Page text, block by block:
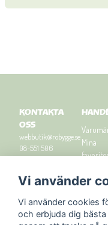
KONTAKTA
OSS
webbutik@robygge.se
08-551 506
Orgnummer: 556463-
Mina
Om
Vi använder
Vi använder cookies
och erbjuda dig